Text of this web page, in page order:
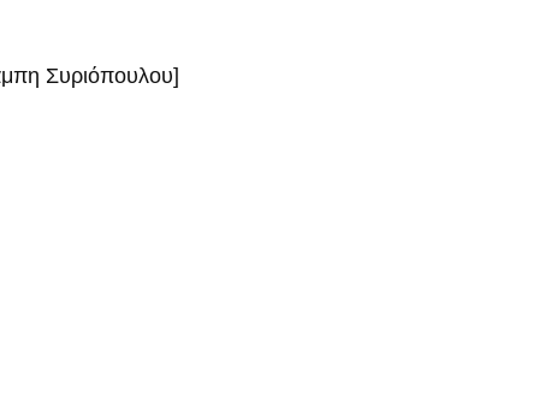
Συριόπουλου]